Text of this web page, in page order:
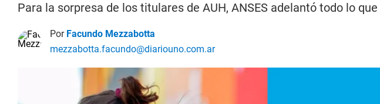
Para la sorpresa de los titulares de AUH, ANSES adelantó todo lo
Por Facundo Mezzabotta
mezzabotta.facundo@diariouno.com.ar